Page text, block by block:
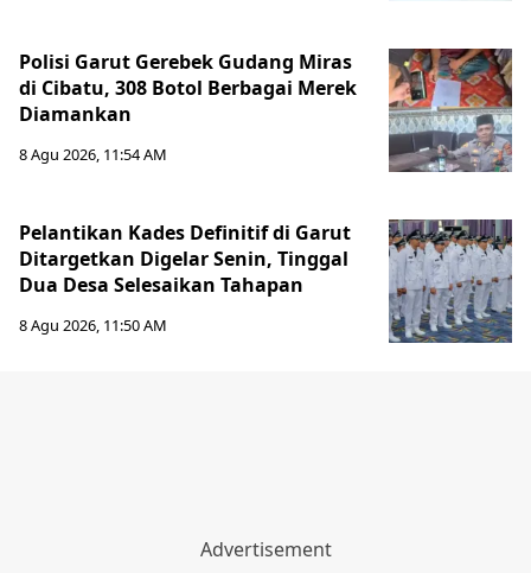
Polisi Garut Gerebek Gudang Miras
di Cibatu, 308 Botol Berbagai Merek
Diamankan
8 Agu 2026, 11:54 AM
Pelantikan Kades Definitif di Garut
Ditargetkan Digelar Senin, Tinggal
Dua Desa Selesaikan Tahapan
8 Agu 2026, 11:50 AM